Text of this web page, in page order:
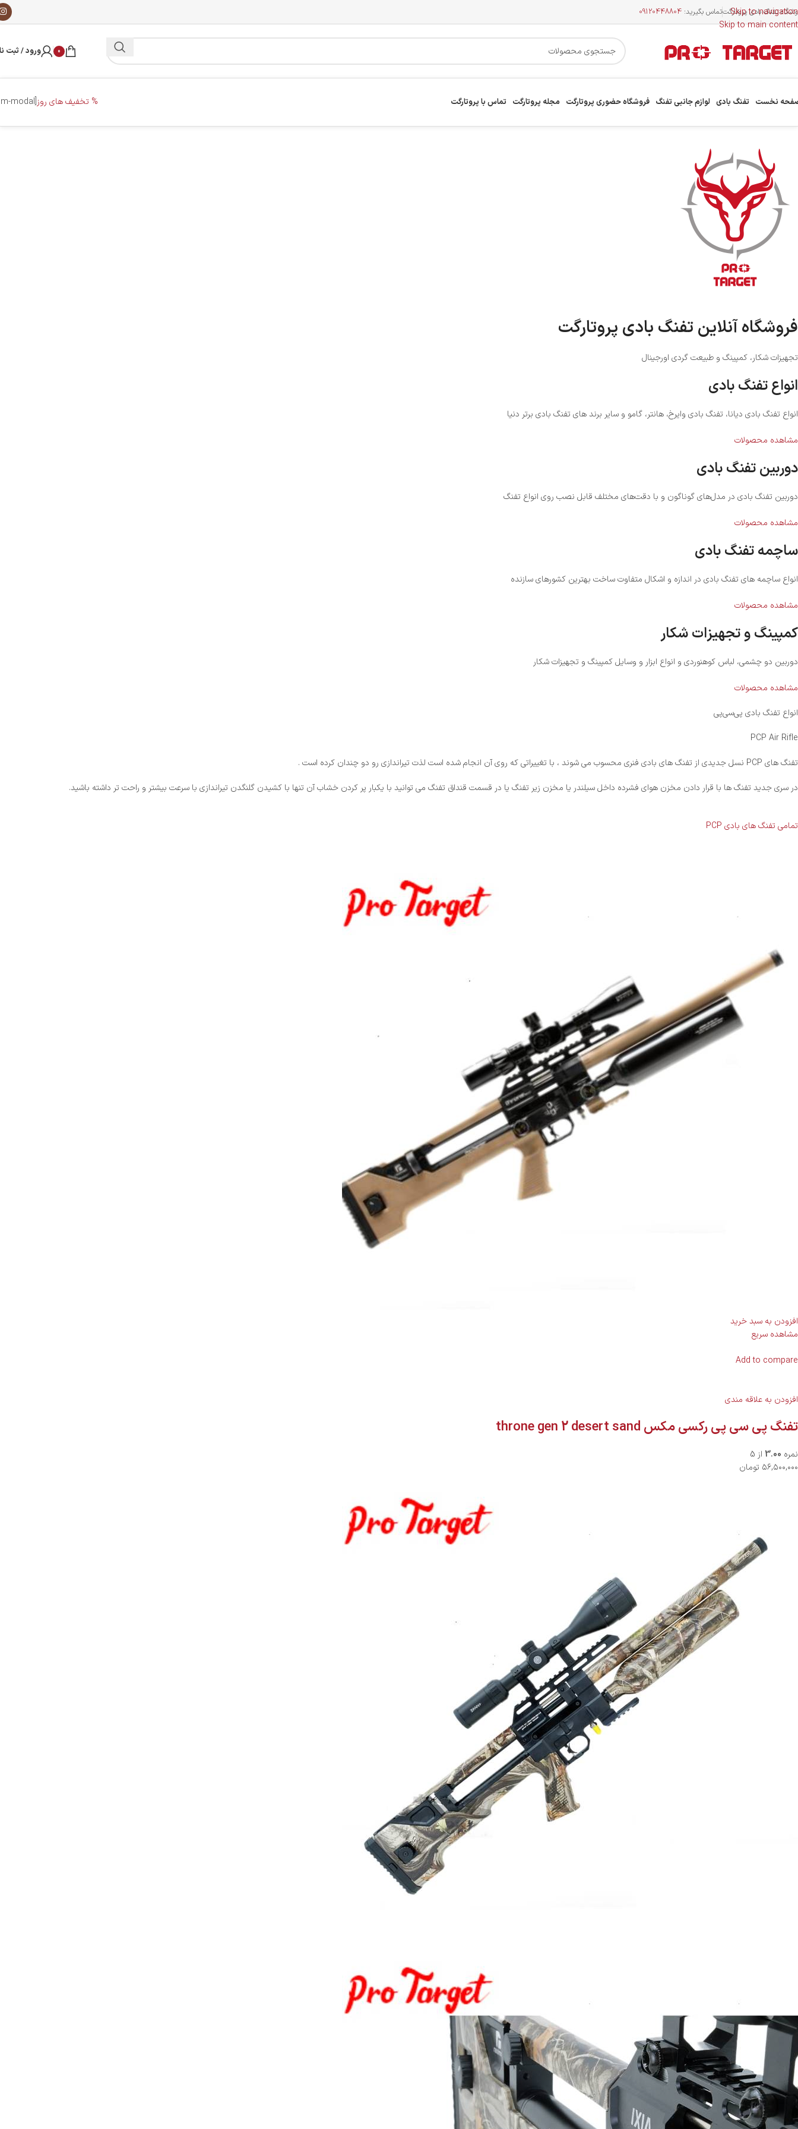
Skip to navigation
Skip to main content
تفنگ بادی پروتارگتتماس بگیرید: 09120448804
0 ورود / ثبت
نخست تفنگ بادی لوازم جانبی تفنگ فروشگاه حضوری پروتارگت مجله پروتارگت تماس با پروتارگت % تخفیف های روز[dm-modal]
فروشگاه آنلاین تفنگ بادی پروتارگت
تجهیزات شکار، کمپینگ و طبیعت گردی اورجینال
انواع تفنگ بادی
انواع تفنگ بادی دیانا، تفنگ بادی وایرخ، هانتر، گامو و سایر برند های تفنگ بادی برتر دنیا
مشاهده محصولات
دوربین تفنگ بادی
دوربین تفنگ بادی در مدل‌های گوناگون و با دقت‌های مختلف قابل نصب روی انواع تفنگ
مشاهده محصولات
ساچمه تفنگ بادی
انواع ساچمه های تفنگ بادی در اندازه و اشکال متفاوت ساخت بهترین کشورهای سازنده
مشاهده محصولات
کمپینگ و تجهیزات شکار
دوربین دو چشمی، لباس کوهنوردی و انواع ابزار و وسایل کمپینگ و تجهیزات شکار
مشاهده محصولات
انواع تفنگ بادی پی‌سی‌پی
PCP Air Rifle
تفنگ های PCP نسل جدیدی از تفنگ های بادی فنری محسوب می شوند ، با تغییراتی که روی آن انجام شده است لذت تیراندازی رو دو چندان کرده است .
در سری جدید تفنگ ها با قرار دادن مخزن هوای فشرده داخل سیلندر یا مخزن زیر تفنگ یا در قسمت قنداق تفنگ می توانید با یکبار پر کردن خشاب آن تنها با کشیدن گلنگدن تیراندازی با سرعت بیشتر و راحت تر داشته باشید.
تمامی تفنگ های بادی PCP
افزودن به سبد خرید
مشاهده سریع
Add to compare
افزودن به علاقه مندی
تفنگ پی سی پی رکسی مکس throne gen 2 desert sand
نمره 3.00 از 5
۵۶,۵۰۰,۰۰۰ تومان